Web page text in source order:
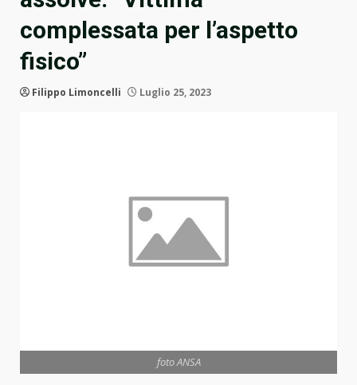
complessata per l’aspetto
fisico”
Filippo Limoncelli Luglio 25, 2023
foto ANSA